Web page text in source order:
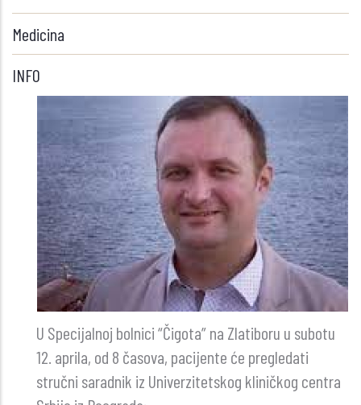
Medicina
INFO
U Specijalnoj bolnici “Čigota” na Zlatiboru u subotu
12. aprila, od 8 časova, pacijente će pregledati
stručni saradnik iz Univerzitetskog kliničkog centra